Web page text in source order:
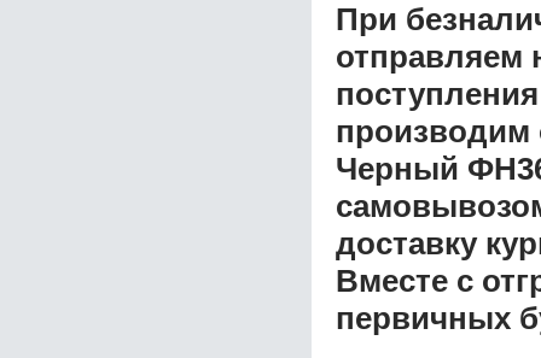
При
отправляем
производим
Черный
доставку
Вместе с
первичных